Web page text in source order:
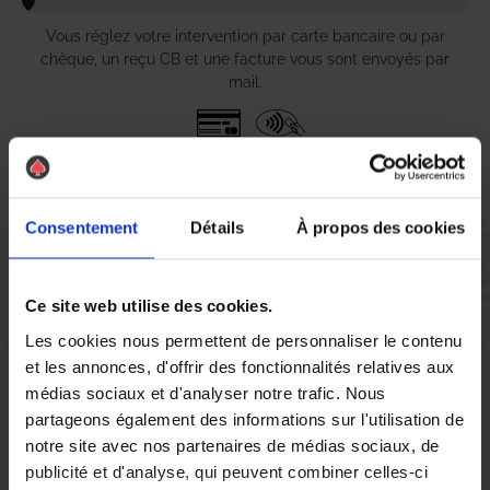
Consentement Détails À propos des cookies
Ce site web utilise des cookies.
Les cookies nous permettent de personnaliser le contenu
et les annonces, d'offrir des fonctionnalités relatives aux
médias sociaux et d'analyser notre trafic. Nous
partageons également des informations sur l'utilisation de
notre site avec nos partenaires de médias sociaux, de
publicité et d'analyse, qui peuvent combiner celles-ci
Vous réglez votre intervention par carte bancaire ou par
chèque, un reçu CB et une facture vous sont envoyés par
mail.
Vous évaluez la prestation
Vous recevez une demande d’évaluation de votre expérience
Nous avons pensé à tout
Dans la belle commune deNeuillé-Pont-Pierre, la présence de